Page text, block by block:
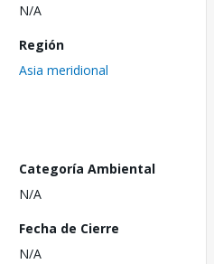
N/A
Región
Asia meridional
Categoría Ambiental
N/A
Fecha de Cierre
N/A